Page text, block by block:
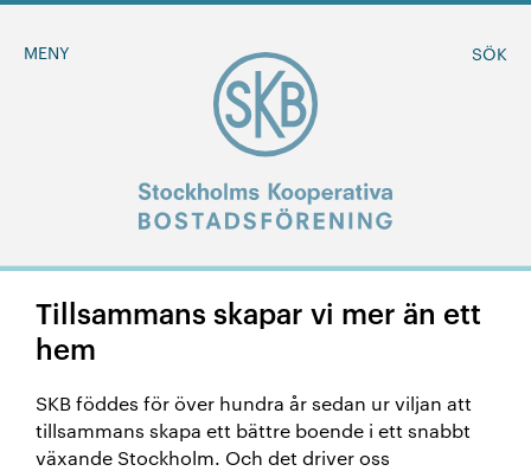
SÖK
MENY
BLI MEDLEM
Om oss
Tillsammans skapar vi mer än ett
hem
SKB föddes för över hundra år sedan ur viljan att
tillsammans skapa ett bättre boende i ett snabbt
växande Stockholm. Och det driver oss